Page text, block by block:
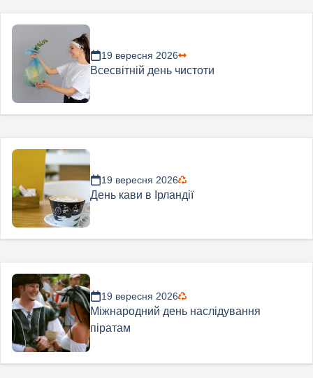
19 вересня 2026
Всесвітній день чистоти
19 вересня 2026
День кави в Ірландії
19 вересня 2026
Міжнародний день наслідування
піратам